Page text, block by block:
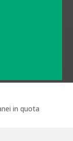
in quota